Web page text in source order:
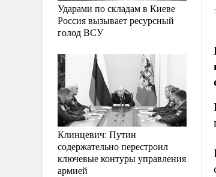
Ударами по складам в Киеве
Россия вызывает ресурсный
голод ВСУ
Клинцевич: Путин
содержательно перестроил
ключевые контуры управления
армией